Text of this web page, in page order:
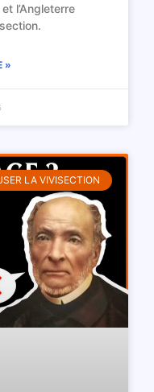
l’Angleterre
»
LA VIVISECTION